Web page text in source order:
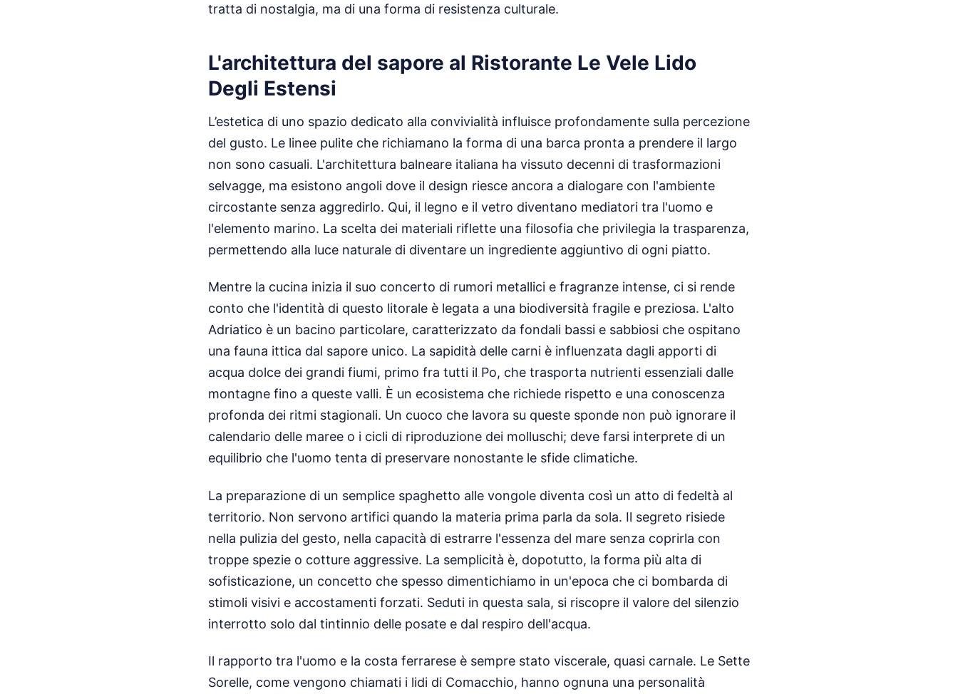
tratta di nostalgia, ma di una forma di resistenza culturale.
L'architettura del sapore al Ristorante Le Vele Lido
Degli Estensi
L’estetica di uno spazio dedicato alla convivialità influisce profondamente sulla percezione
del gusto. Le linee pulite che richiamano la forma di una barca pronta a prendere il largo
non sono casuali. L'architettura balneare italiana ha vissuto decenni di trasformazioni
selvagge, ma esistono angoli dove il design riesce ancora a dialogare con l'ambiente
circostante senza aggredirlo. Qui, il legno e il vetro diventano mediatori tra l'uomo e
l'elemento marino. La scelta dei materiali riflette una filosofia che privilegia la trasparenza,
permettendo alla luce naturale di diventare un ingrediente aggiuntivo di ogni piatto.
Mentre la cucina inizia il suo concerto di rumori metallici e fragranze intense, ci si rende
conto che l'identità di questo litorale è legata a una biodiversità fragile e preziosa. L'alto
Adriatico è un bacino particolare, caratterizzato da fondali bassi e sabbiosi che ospitano
una fauna ittica dal sapore unico. La sapidità delle carni è influenzata dagli apporti di
acqua dolce dei grandi fiumi, primo fra tutti il Po, che trasporta nutrienti essenziali dalle
montagne fino a queste valli. È un ecosistema che richiede rispetto e una conoscenza
profonda dei ritmi stagionali. Un cuoco che lavora su queste sponde non può ignorare il
calendario delle maree o i cicli di riproduzione dei molluschi; deve farsi interprete di un
equilibrio che l'uomo tenta di preservare nonostante le sfide climatiche.
La preparazione di un semplice spaghetto alle vongole diventa così un atto di fedeltà al
territorio. Non servono artifici quando la materia prima parla da sola. Il segreto risiede
nella pulizia del gesto, nella capacità di estrarre l'essenza del mare senza coprirla con
troppe spezie o cotture aggressive. La semplicità è, dopotutto, la forma più alta di
sofisticazione, un concetto che spesso dimentichiamo in un'epoca che ci bombarda di
stimoli visivi e accostamenti forzati. Seduti in questa sala, si riscopre il valore del silenzio
interrotto solo dal tintinnio delle posate e dal respiro dell'acqua.
Il rapporto tra l'uomo e la costa ferrarese è sempre stato viscerale, quasi carnale. Le Sette
Sorelle, come vengono chiamati i lidi di Comacchio, hanno ognuna una personalità